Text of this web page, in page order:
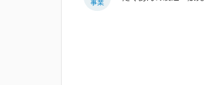
事業